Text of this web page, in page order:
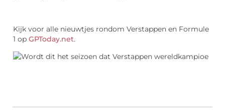
Kijk voor alle nieuwtjes rondom Verstappen en Formule
1 op GPToday.net.